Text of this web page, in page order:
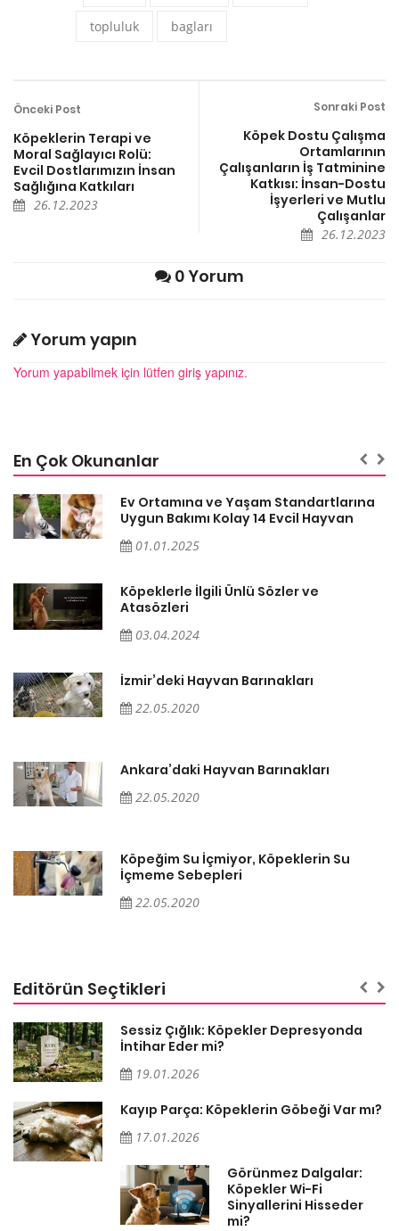
topluluk bagları
Önceki Post
Köpeklerin Terapi ve
Moral Sağlayıcı Rolü:
Evcil Dostlarımızın İnsan
Sağlığına Katkıları
26.12.2023
Sonraki Post
Köpek Dostu Çalışma
Ortamlarının
Çalışanların İş Tatminine
Katkısı: İnsan-Dostu
İşyerleri ve Mutlu
Çalışanlar
26.12.2023
0 Yorum
Yorum yapın
Yorum yapabilmek için lütfen giriş yapınız.
En Çok Okunanlar
Ev Ortamına ve Yaşam Standartlarına
Uygun Bakımı Kolay 14 Evcil Hayvan
01.01.2025
Köpeklerle İlgili Ünlü Sözler ve
Atasözleri
03.04.2024
İzmir’deki Hayvan Barınakları
22.05.2020
Ankara’daki Hayvan Barınakları
22.05.2020
Köpeğim Su İçmiyor, Köpeklerin Su
İçmeme Sebepleri
22.05.2020
Editörün Seçtikleri
Sessiz Çığlık: Köpekler Depresyonda
İntihar Eder mi?
19.01.2026
Kayıp Parça: Köpeklerin Göbeği Var mı?
17.01.2026
Görünmez Dalgalar:
Köpekler Wi-Fi
Sinyallerini Hisseder
mi?